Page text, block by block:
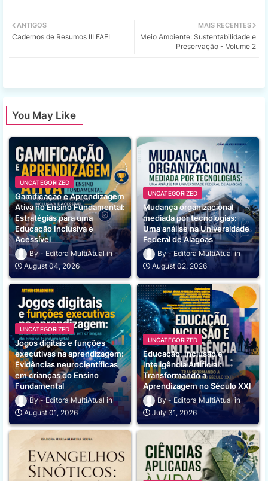
ats
MAIS RECENTES
Meio Ambiente: Sustentabilidade e
Preservação - Volume 2
ANTIGOS
Cadernos de Resumos III FAEL
You May Like
UNCATEGORIZED
Gamificação e Aprendizagem
Ativa no Ensino Fundamental:
Estratégias para uma
Educação Inclusiva e
Acessível
Editora MultiAtual
August 04, 2026
UNCATEGORIZED
Mudança organizacional
mediada por tecnologias:
Uma análise na Universidade
Federal de Alagoas
Editora MultiAtual
August 02, 2026
UNCATEGORIZED
Jogos digitais e funções
executivas na aprendizagem:
Evidências neurocientíficas
em crianças do Ensino
Fundamental
Editora MultiAtual
August 01, 2026
UNCATEGORIZED
Educação, Inclusão e
Inteligência Artificial:
Transformando a
Aprendizagem no Século XXI
Editora MultiAtual
July 31, 2026